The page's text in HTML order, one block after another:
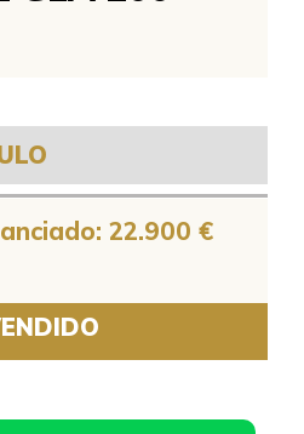
22.900 €